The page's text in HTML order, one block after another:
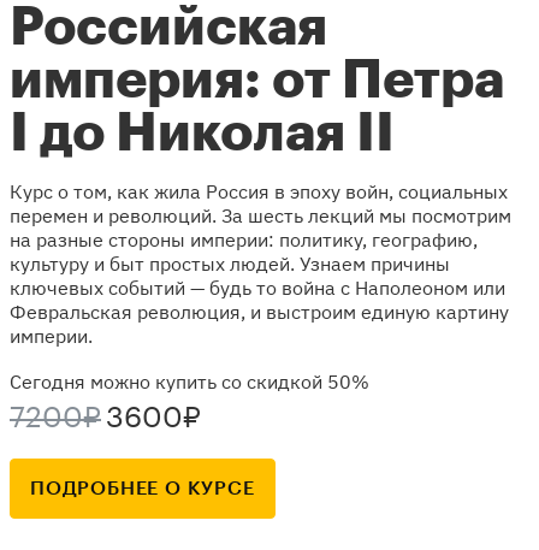
Российская
империя: от Петра
I до Николая II
Курс о том, как жила Россия в эпоху войн, социальных
перемен и революций. За шесть лекций мы посмотрим
на разные стороны империи: политику, географию,
культуру и быт простых людей. Узнаем причины
ключевых событий — будь то война с Наполеоном или
Февральская революция, и выстроим единую картину
империи.
Сегодня можно купить со скидкой 50%
7200₽ 3600₽
ПОДРОБНЕЕ О КУРСЕ